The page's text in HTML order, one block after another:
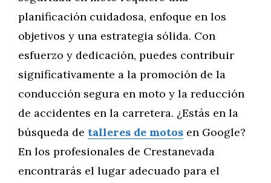
planificación cuidadosa, enfoque en los
objetivos y una estrategia sólida. Con
esfuerzo y dedicación, puedes contribuir
significativamente a la promoción de la
conducción segura en moto y la reducción
de accidentes en la carretera. ¿Estás en la
búsqueda de talleres de motos en Google?
En los profesionales de Crestanevada
encontrarás el lugar adecuado para el